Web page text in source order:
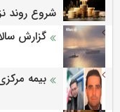
شروع روند
گزارش
بیمه